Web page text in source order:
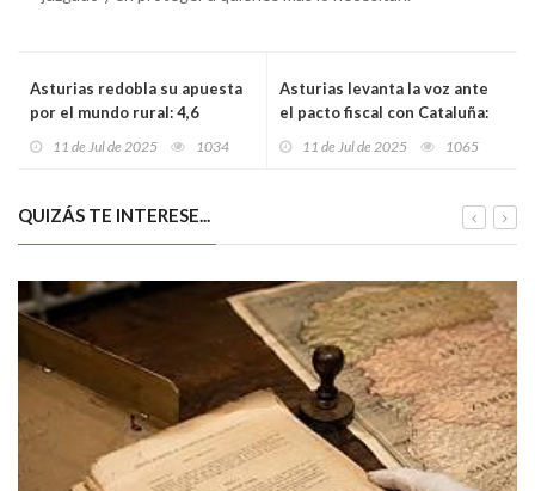
Asturias redobla su apuesta
por el mundo rural: 4,6
11 de Jul de 2025 1034
Asturias levanta la voz ante
el pacto fiscal con Cataluña:
11 de Jul de 2025 1065
QUIZÁS TE INTERESE...